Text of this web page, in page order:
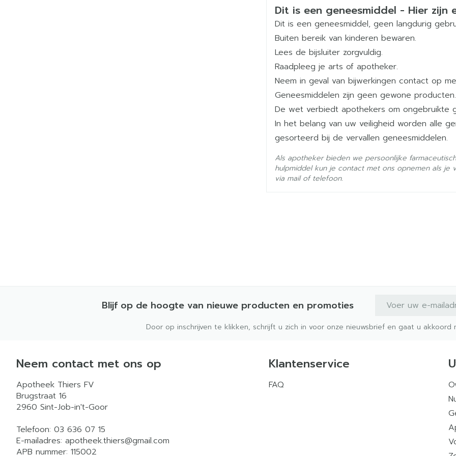
darmkanaal, het hart en de bloedvaten
ziektesymptomen kunnen optreden: lage
neusverstopping, allergische shock, zwelling
Ernstige bloedingen, zoals een
patiënten die een ongecontroleerd hoge
(anticoagulantia) behandeld worden. Dit kan
Spierpijn, gevoeligheid van de spieren,
verkleuring van de urine. Indien u
de urine ondervindt en u zich tegelijkertijd
kan dit worden veroorzaakt door abnormale
leiden tot nierproblemen. In zeer zeldzame
In zeldzame gevallen zijn
zwelling van gezicht, tong en keel met slik- of
Ernstige ziekte met ernstige afschilfering en
ogen, geslachtsdelen en koorts. Huiduitslag
voetzolen met mogelijke blaarvorming.
Merken Therabel
Breedte 152 mm
Lengte 155 mm
Diepte 73 mm
Hoeveelheid
Verpakking
98
Actieve
Ingrediënten
acetylsalicylzuur,
Veiligheidsinformatie
Dit is een geneesmiddel - Hier zijn
Dit is een geneesmiddel, geen langdurig
Buiten bereik van kinderen bewaren.
Lees de bijsluiter zorgvuldig.
Raadpleeg je arts of apotheker.
Neem in geval van bijwerkingen contact op
Geneesmiddelen zijn geen gewone
De wet verbiedt apothekers om ongebruikte
In het belang van uw veiligheid worden alle
gesorteerd bij de vervallen geneesmiddelen.
Als apotheker bieden we persoonlijke
hulpmiddel kun je contact met ons opnemen als
via mail of telefoon.
Blijf op de hoogte van nieuwe producten en promoties E-mail adres
Door op inschrijven te klikken, schrijft u zich in voor onze nieuwsbrief en gaat u akkoord
Neem contact met ons op
Apotheek Thiers FV
Brugstraat 16
2960 Sint-Job-in't-Goor
Telefoon: 03 636 07 15
E-mailadres: apotheek.thiers@gmail.com
APB nummer: 115002
Klantenservice
FAQ